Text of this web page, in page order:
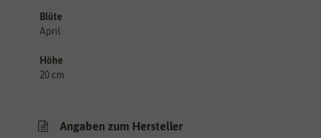
Blüte
April
Höhe
20 cm
Angaben zum Hersteller